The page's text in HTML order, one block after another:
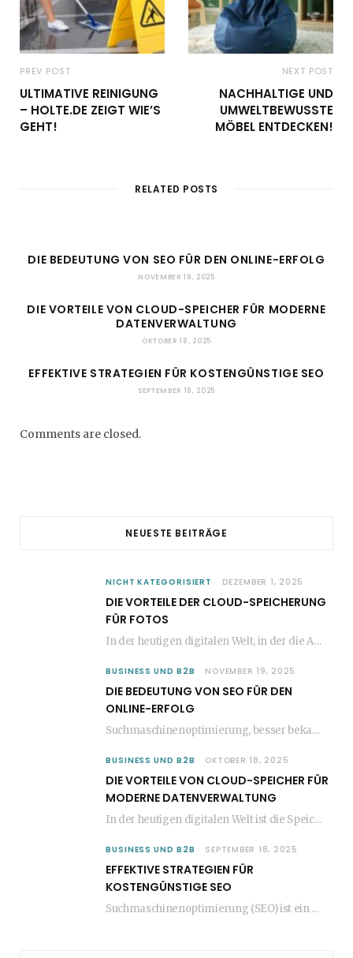
PREV POST
ULTIMATIVE REINIGUNG
– HOLTE.DE ZEIGT WIE’S
GEHT!
NEXT POST
NACHHALTIGE UND
UMWELTBEWUSSTE
MÖBEL ENTDECKEN!
RELATED POSTS
DIE BEDEUTUNG VON SEO FÜR DEN ONLINE-ERFOLG
NOVEMBER 19, 2025
DIE VORTEILE VON CLOUD-SPEICHER FÜR MODERNE
DATENVERWALTUNG
OKTOBER 18, 2025
EFFEKTIVE STRATEGIEN FÜR KOSTENGÜNSTIGE SEO
SEPTEMBER 18, 2025
Comments are closed.
NEUESTE BEITRÄGE
NICHT KATEGORISIERT DEZEMBER 1, 2025
DIE VORTEILE DER CLOUD-SPEICHERUNG
FÜR FOTOS
In der heutigen digitalen Welt, in der die Anzahl der aufgenommenen Fotos stetig zunimmt, wird…
BUSINESS UND B2B NOVEMBER 19, 2025
DIE BEDEUTUNG VON SEO FÜR DEN
ONLINE-ERFOLG
Suchmaschinenoptimierung, besser bekannt als SEO, ist ein entscheidender Faktor für den Erfolg jeder Website im…
BUSINESS UND B2B OKTOBER 18, 2025
DIE VORTEILE VON CLOUD-SPEICHER FÜR
MODERNE DATENVERWALTUNG
In der heutigen digitalen Welt ist die Speicherung und Verwaltung von Daten entscheidend für den…
BUSINESS UND B2B SEPTEMBER 18, 2025
EFFEKTIVE STRATEGIEN FÜR
KOSTENGÜNSTIGE SEO
Suchmaschinenoptimierung (SEO) ist ein entscheidender Faktor für den Erfolg jeder Website. Viele Unternehmen glauben jedoch,…